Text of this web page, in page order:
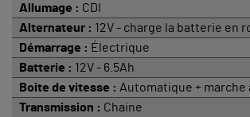
Allumage : CDI
Alternateur : 12V - charge la batterie en
Démarrage : Électrique
Batterie : 12V - 6.5Ah
Boite de vitesse : Automatique + marche
Transmission : Chaine